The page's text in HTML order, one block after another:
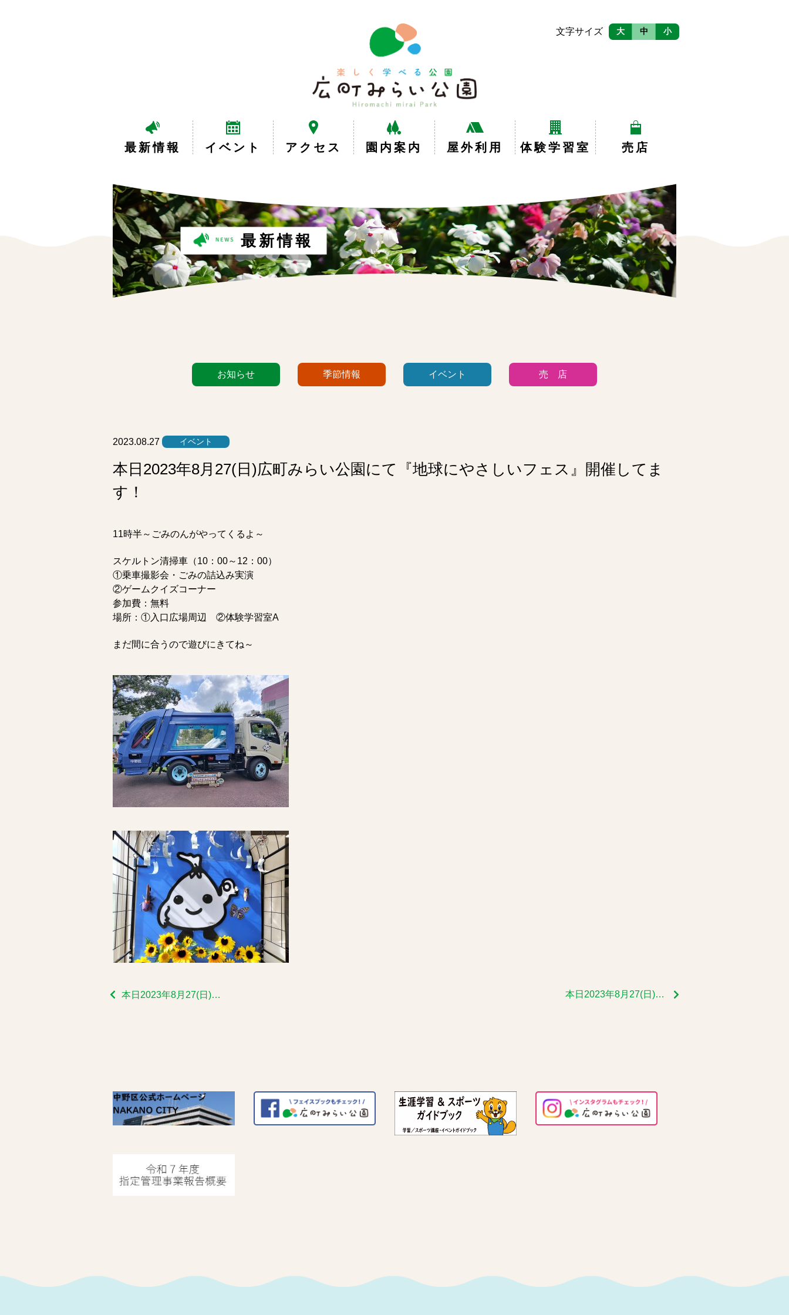
べ
る
園
広
町
園
最新情報 イベント アクセス 園内案内 屋外利用 体験学習室 売店
文字サイズ 大 中 小
最新情報
リ
ト
お知らせ 季節情報 イベント 売 店
2023.08.27 イベント
本日2023年8月27(日)広町みらい公園にて『地球にやさしいフェス』開催してま
す！
11時半～ごみのんがやってくるよ～
スケルトン清掃車（10：00～12：00）
①乗車撮影会・ごみの詰込み実演
②ゲームクイズコーナー
参加費：無料
場所：①入口広場周辺 ②体験学習室A
まだ間に合うので遊びにきてね～
本日2023年8月27(日)広町みらい公園にて『地球にやさしいフェス』開催します！ 本日2023年8月27(日)広町みらい公園にて『地球にやさしいフェス』開催中！